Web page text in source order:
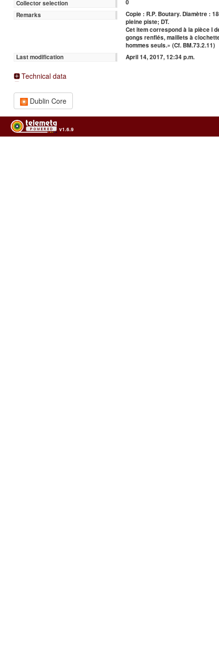
Collector selection
0
Remarks
Copie : R.P. Boutary. Diamètre :
pleine piste; DT.
Cet item correspond à la pièce I
gongs renflés, maillets à
hommes seuls.» (Cf. BM.73.2.11)
Last modification
April 14, 2017, 12:34 p.m.
Technical data
Dublin Core
v1.6.9